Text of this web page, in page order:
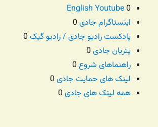
English Youtube0
اینستاگرام جادی
پادکست رادیو جادی / رادیو گیک
پتریان جادی
راهنماهای شروع
لینک های حمایت جادی
همه لینک های جادی